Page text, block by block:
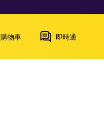
購物車 即時通